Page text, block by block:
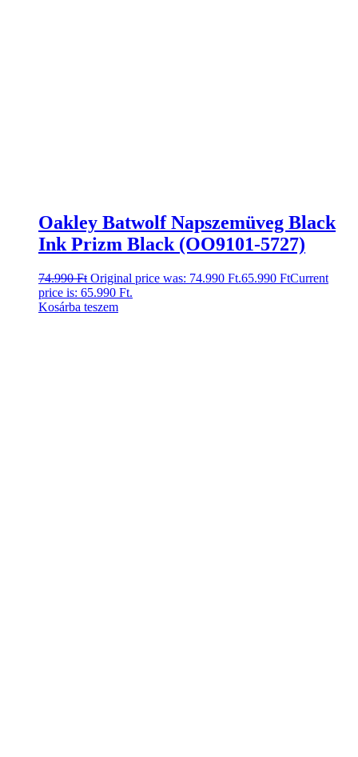
Oakley Batwolf Napszemüveg Black
Ink Prizm Black (OO9101-5727)
74.990Ft Original price was: 74.990 Ft.65.990 FtCurrent
price is: 65.990 Ft.
Kosárba teszem